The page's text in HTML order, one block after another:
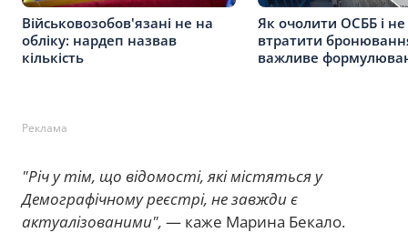
Військовозобов'язані не на
обліку: нардеп назвав
кількість
Як очолити ОСББ і не
втратити
важливе
Реклама
"Річ у тім, що відомості, які містяться у
Демографічному реєстрі, не завжди є
актуалізованими", — каже Марина Бекало.